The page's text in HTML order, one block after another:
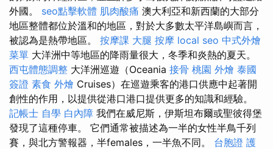
外國。 seo點擊軟體 肌肉酸痛 澳大利亞和新西蘭的大部分
地區整體都位於溫和的地區，對於大多數太平洋島嶼而言，
被認為是熱帶地區。 按摩課 大腿 按摩 local seo 中式外燴
菜單 大洋洲中等地區的降雨量很大，冬季和炎熱的夏天。
西屯體態調整 大洋洲巡遊（Oceania 接骨 桃園 外燴 泰國
簽證 素食 外燴 Cruises）在巡遊乘客的港口供應中起著開
創性的作用，以提供從港口港口提供更多的知識和經驗。
記帳士 自學 白內障 我們在威尼斯，伊斯坦布爾或聖彼得堡
發現了這種停車。 它們通常被描述為一半的女性半鳥千列
賽，與北方警報器，半females，一半魚不同。 台胞證 護